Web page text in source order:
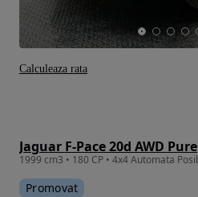
Jaguar F-Pace 20d AWD Pure
Promovat
Calculeaza rata